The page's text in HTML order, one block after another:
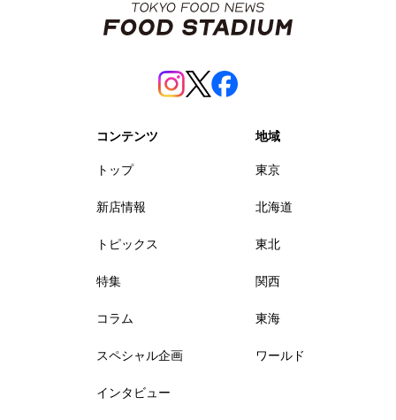
コンテンツ
トップ
新店情報
トピックス
特集
コラム
スペシャル企画
インタビュー
地域
東京
北海道
東北
関西
東海
ワールド